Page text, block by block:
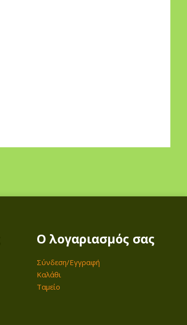
Ο λογαριασμός σας
Σύνδεση/Εγγραφή
Καλάθι
Ταμείο